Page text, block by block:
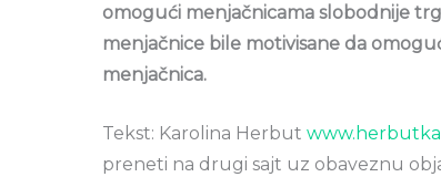
omogući menjačnicama slobodnije
menjačnice bile motivisane da
menjačnica.
Tekst: Karolina Herbut
preneti na drugi sajt uz obaveznu